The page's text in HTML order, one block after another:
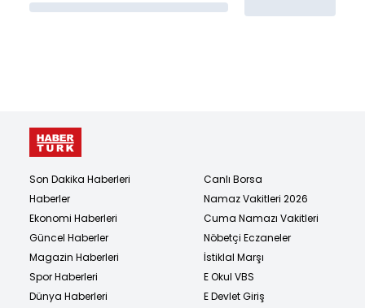
Son Dakika Haberleri
Haberler
Ekonomi Haberleri
Güncel Haberler
Magazin Haberleri
Spor Haberleri
Dünya Haberleri
Canlı Borsa
Namaz Vakitleri 2026
Cuma Namazı Vakitleri
Nöbetçi Eczaneler
İstiklal Marşı
E Okul VBS
E Devlet Giriş